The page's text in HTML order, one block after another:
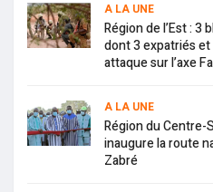
A LA UNE
Région de l’Est : 3
dont 3 expatriés
attaque sur l’axe
A LA UNE
Région du Centre-
inaugure la route
Zabré